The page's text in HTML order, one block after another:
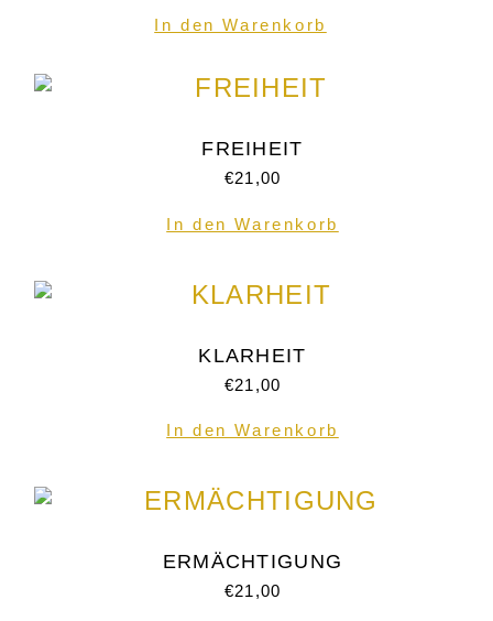
In den Warenkorb
FREIHEIT
€21,00
In den Warenkorb
KLARHEIT
€21,00
In den Warenkorb
ERMÄCHTIGUNG
€21,00